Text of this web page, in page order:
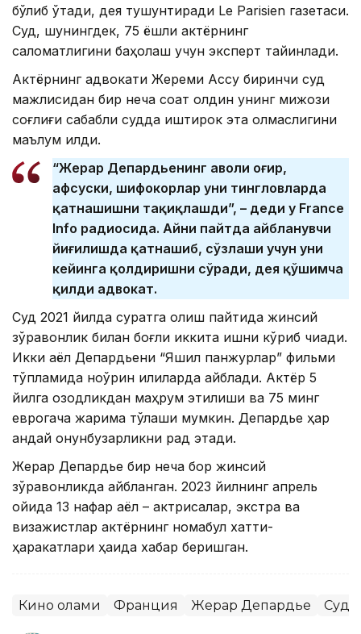
бўлиб ўтади, дея тушунтиради Le Parisien газетаси.
Суд, шунингдек, 75 ёшли актёрнинг
саломатлигини баҳолаш учун эксперт тайинлади.
Актёрнинг адвокати Жереми Ассу биринчи суд
мажлисидан бир неча соат олдин унинг мижози
соғлиғи сабабли судда иштирок эта олмаслигини
маълум қилди.
“Жерар Депардьенинг аҳволи оғир,
афсуски, шифокорлар уни тингловларда
қатнашишни тақиқлашди”, – деди у France
Info радиосида. Айни пайтда айбланувчи
йиғилишда қатнашиб, сўзлаши учун уни
кейинга қолдиришни сўради, дея қўшимча
қилди адвокат.
Суд 2021 йилда суратга олиш пайтида жинсий
зўравонлик билан боғлиқ иккита ишни кўриб чиқади.
Икки аёл Депардьени “Яшил панжурлар” фильми
тўпламида ноўрин қилиқларда айблади. Актёр 5
йилга озодликдан маҳрум этилиши ва 75 минг
еврогача жарима тўлаши мумкин. Депардье ҳар
қандай қонунбузарликни рад этади.
Жерар Депардье бир неча бор жинсий
зўравонликда айбланган. 2023 йилнинг апрель
ойида 13 нафар аёл – актрисалар, экстра ва
визажистлар актёрнинг номақбул хатти-
ҳаракатлари ҳақида хабар беришган.
Кино олами Франция Жерар Депардье Суд